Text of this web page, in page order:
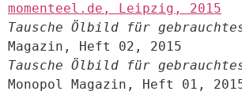
momenteel.de, Leipzig, 2015
Tausche Ölbild für
Tausche Ölbild für